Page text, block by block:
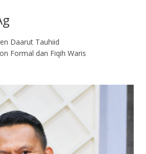
Daarut Tauhiid
Formal dan Fiqih Waris